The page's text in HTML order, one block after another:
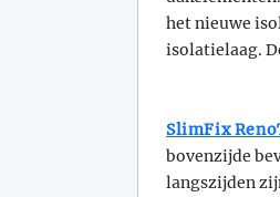
het nieuwe
isolatielaag.
SlimFix
bovenzijde
langszijden